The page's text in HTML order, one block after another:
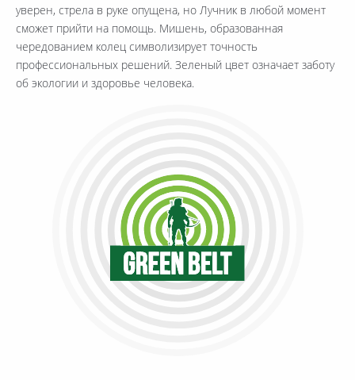
уверен, стрела в руке опущена, но Лучник в любой момент
сможет прийти на помощь. Мишень, образованная
чередованием колец символизирует точность
профессиональных решений. Зеленый цвет означает заботу
об экологии и здоровье человека.